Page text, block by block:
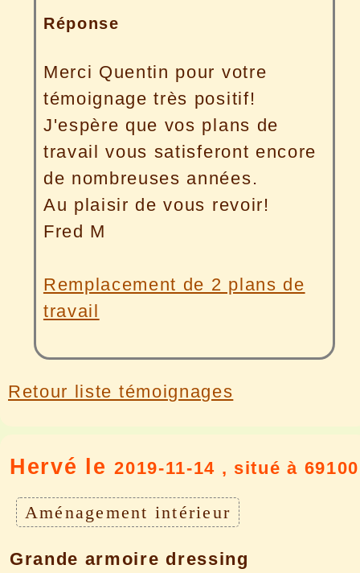
Réponse
Merci Quentin pour votre
témoignage très positif!
J'espère que vos plans de
travail vous satisferont encore
de nombreuses années.
Au plaisir de vous revoir!
Fred M
Remplacement de 2 plans de
travail
Retour liste témoignages
Hervé le2019-11-14 , situé à 69100
Aménagement intérieur
Grande armoire dressing